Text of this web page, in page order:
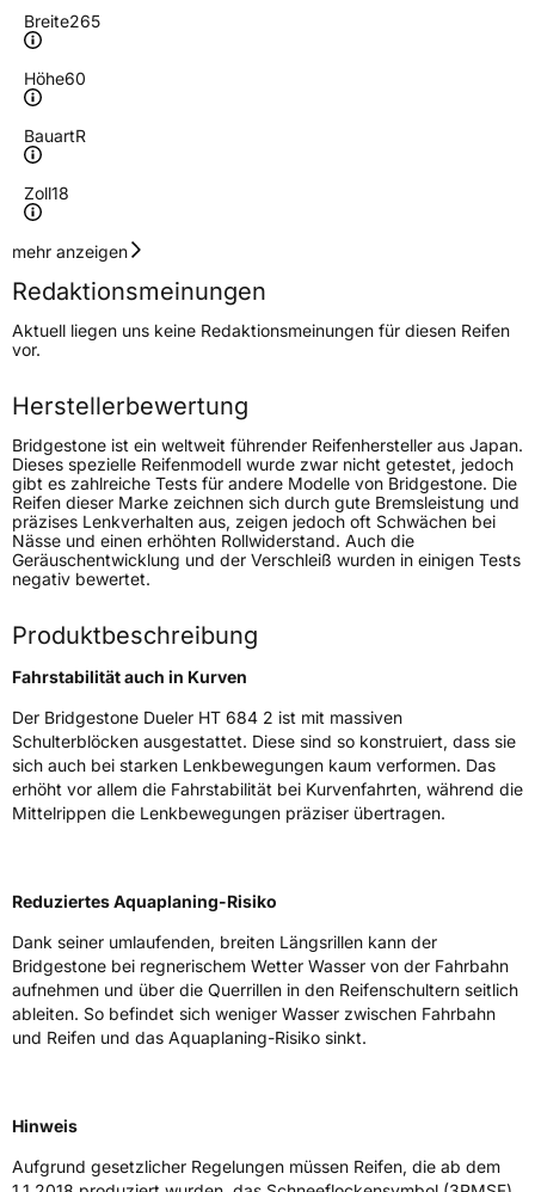
Breite265
Höhe60
BauartR
Zoll18
Geschwindigkeitsindex
Höchstgeschwindigkeit
210 km/h
Lastindex110
Höchstlast1060 kg
Gewicht (in kg)
17,458 kg
Generelle Merkmale
FahrzeugtypSUV
VerwendungSommerreifen
FahrzeugartPKW & SUV
Weitere Eigenschaften
SchlauchtypTL
ZustandNeureifen
EffizienzC
Nasshaftung D
FahrzeugklasseC1
mehr anzeigen
Redaktionsmeinungen
Aktuell liegen uns keine Redaktionsmeinungen für diesen Reifen
vor.
Herstellerbewertung
Bridgestone ist ein weltweit führender Reifenhersteller aus Japan.
Dieses spezielle Reifenmodell wurde zwar nicht getestet, jedoch
gibt es zahlreiche Tests für andere Modelle von Bridgestone. Die
Reifen dieser Marke zeichnen sich durch gute Bremsleistung und
präzises Lenkverhalten aus, zeigen jedoch oft Schwächen bei
Nässe und einen erhöhten Rollwiderstand. Auch die
Geräuschentwicklung und der Verschleiß wurden in einigen Tests
negativ bewertet.
Produktbeschreibung
Fahrstabilität auch in Kurven
Der Bridgestone Dueler HT 684 2 ist mit massiven
Schulterblöcken ausgestattet. Diese sind so konstruiert, dass sie
sich auch bei starken Lenkbewegungen kaum verformen. Das
erhöht vor allem die Fahrstabilität bei Kurvenfahrten, während die
Mittelrippen die Lenkbewegungen präziser übertragen.
Reduziertes Aquaplaning-Risiko
Dank seiner umlaufenden, breiten Längsrillen kann der
Bridgestone bei regnerischem Wetter Wasser von der Fahrbahn
aufnehmen und über die Querrillen in den Reifenschultern seitlich
ableiten. So befindet sich weniger Wasser zwischen Fahrbahn
und Reifen und das Aquaplaning-Risiko sinkt.
Hinweis
Aufgrund gesetzlicher Regelungen müssen Reifen, die ab dem